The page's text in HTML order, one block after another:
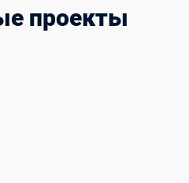
проекты